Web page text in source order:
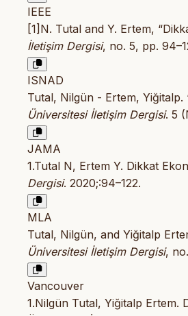
IEEE
[1]N. Tutal and Y. Ertem,
İletişim Dergisi, no. 5, pp.
ISNAD
Tutal, Nilgün - Ertem, Yiğitalp.
Üniversitesi İletişim Dergisi. 5
JAMA
1.Tutal N, Ertem Y. Dikkat
Dergisi. 2020;:94–122.
MLA
Tutal, Nilgün, and Yiğitalp
Üniversitesi İletişim Dergisi,
Vancouver
1.Nilgün Tutal, Yiğitalp Ertem.